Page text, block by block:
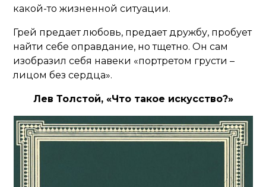
какой-то жизненной ситуации.
Грей предает любовь, предает дружбу, пробует
найти себе оправдание, но тщетно. Он сам
изобразил себя навеки «портретом грусти –
лицом без сердца».
Лев Толстой, «Что такое искусство?»